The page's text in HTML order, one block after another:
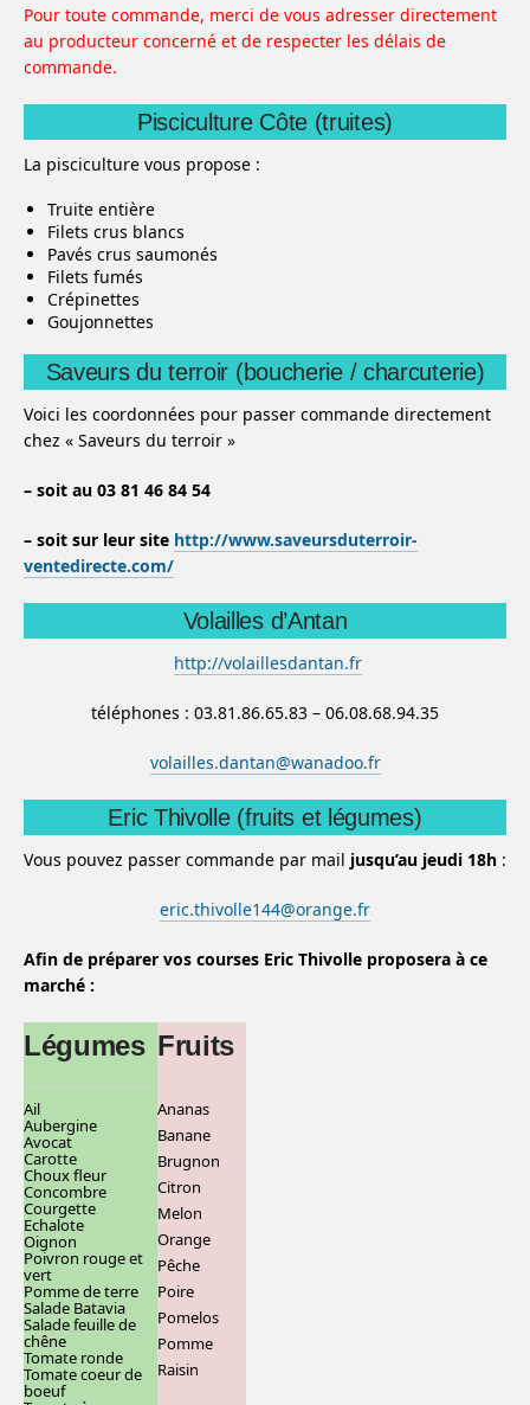
Pour toute commande, merci de vous adresser directement
au producteur concerné et de respecter les délais de
commande.
Pisciculture Côte (truites)
La pisciculture vous propose :
Truite entière
Filets crus blancs
Pavés crus saumonés
Filets fumés
Crépinettes
Goujonnettes
Saveurs du terroir (boucherie / charcuterie)
Voici les coordonnées pour passer commande directement
chez « Saveurs du terroir »
– soit au 03 81 46 84 54
– soit sur leur site http://www.saveursduterroir-
ventedirecte.com/
Volailles d’Antan
http://volaillesdantan.fr
téléphones : 03.81.86.65.83 – 06.08.68.94.35
volailles.dantan@wanadoo.fr
Eric Thivolle (fruits et légumes)
Vous pouvez passer commande par mail jusqu’au jeudi 18h :
eric.thivolle144@orange.fr
Afin de préparer vos courses Eric Thivolle proposera à ce
marché :
Légumes Fruits
Ail
Aubergine
Avocat
Carotte
Choux fleur
Concombre
Courgette
Echalote
Oignon
Poivron rouge et
vert
Pomme de terre
Salade Batavia
Salade feuille de
chêne
Tomate ronde
Tomate coeur de
boeuf
Ananas
Banane
Brugnon
Citron
Melon
Orange
Pêche
Poire
Pomelos
Pomme
Raisin